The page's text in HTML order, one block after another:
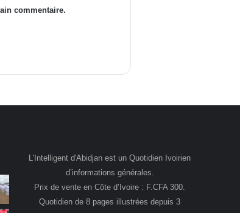
commentaire.
L'Intelligent d'Abidjan est un Quotidien Ivoirien
d’informations générales.
Prix de vente en Côte d’Ivoire : F.CFA 300.
Quotidien de 8 pages illustrées depuis 3